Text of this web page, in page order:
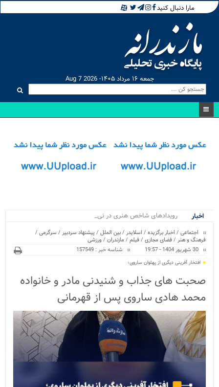
مارا دنبال کنید
جمعه ۱۶ مرداد ۱۴۰۵- Aug 7 2026
اخبار
رویدادهای شاخص هنری در نیمه نخست.
اجتماعی / اخبار برگزیده / اسلایدر /بین الملل / پیشنهاد سردبیر / سرگرمی /
فرهنگ و هنر /فضای مجازی /فیلم / مازندران /ورزشی
30 شهریور 1404 - 19:57
شناسه خبر : 157549
افتخار آفرینی دیگری از پهلوان ساروی؛
صحبت های جذاب و شنیدنی مادر و خانواده
محمد هادی ساروی پس از قهرمانی